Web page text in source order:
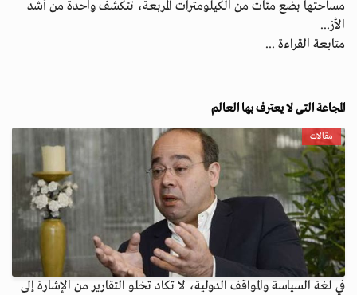
مساحتها بضع مئات من الكيلومترات المربعة، تتكشف واحدة من أشد
الأز...
متابعة القراءة ...
المجاعة التى لا يعترف بها العالم
مقالات
في لغة السياسة والمواقف الدولية، لا تكاد تخلو التقارير من الإشارة إلى